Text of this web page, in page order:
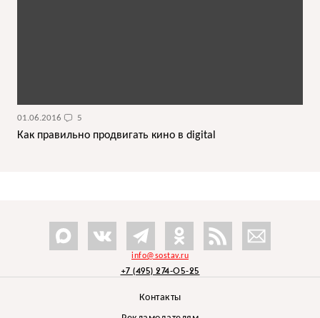
01.06.2016 5
Как правильно продвигать кино в digital
info@sostav.ru
+7 (495) 274-05-25
Контакты